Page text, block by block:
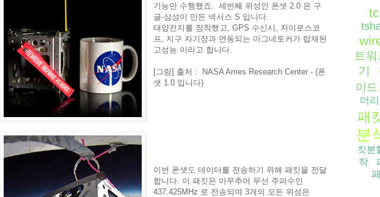
기능만 수행했죠. 세번째 위성인 폰셋 2.0 은 구
글-삼성이 만든 넥서스 S 입니다.
태양전지를 장착했고, GPS 수신시, 자이로스코
프, 지구 자기장과 연동되는 마그네토커가 탑재된
고성능 이라고 합니다.
[그림] 출처 : NASA Ames Research Center - (폰
샛 1.0 입니다)
이번 폰샛도 데이터를 전송하기 위해 패킷을 전달
합니다. 이 패킷은 아무추어 무선 주파수인
437.425MHz 로 전송되며 3개의 모든 위성은
트워
기
이드
더
패
분
킷분
작